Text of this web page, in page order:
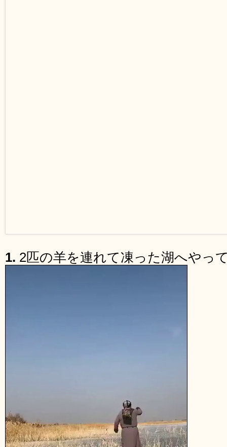
1. 2匹の羊を連れて凍った湖へやっ